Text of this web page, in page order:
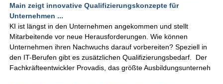
Main zeigt innovative Qualifizierungskonzepte für
Unternehmen ...
KI ist längst in den Unternehmen angekommen und stellt
Mitarbeitende vor neue Herausforderungen. Wie können
Unternehmen ihren Nachwuchs darauf vorbereiten? Speziell in
den IT-Berufen gibt es zusätzlichen Qualifizierungsbedarf. Der
Fachkräfteentwickler Provadis, das größte Ausbildungsunterneh